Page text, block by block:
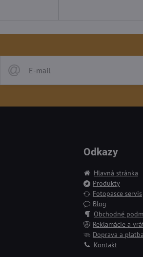
Odkazy
Hlavná stránka
Produkty
Fotopasce servis
Blog
Obchodné
Reklamácie a
Doprava a platba
Kontakt